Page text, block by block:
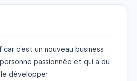
c'est un nouveau business
passionnée et qui a du
développer